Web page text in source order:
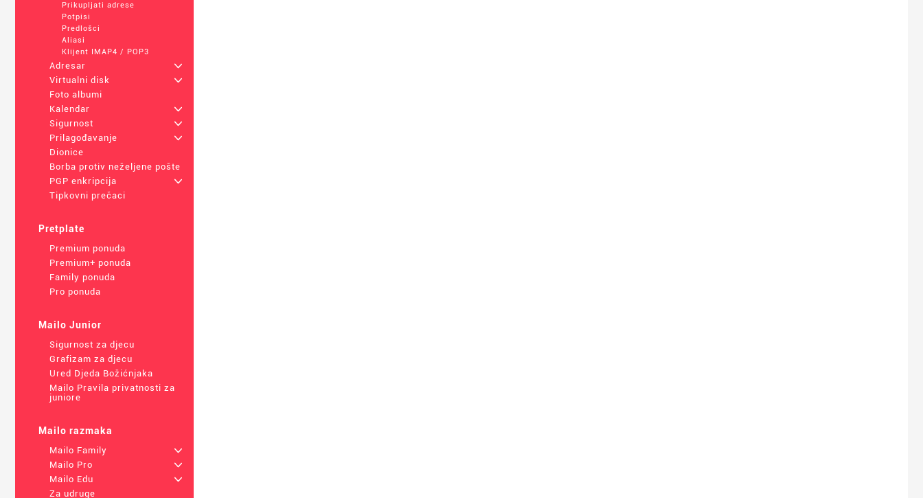
Prikupljati adrese
Potpisi
Predlošci
Aliasi
Klijent IMAP4 / POP3
Adresar
+
Virtualni disk
+
Foto albumi
Kalendar
+
Sigurnost
+
Prilagođavanje
+
Dionice
Borba protiv neželjene pošte
PGP enkripcija
+
Tipkovni prečaci
Pretplate
Premium ponuda
Premium+ ponuda
Family ponuda
Pro ponuda
Mailo Junior
Sigurnost za djecu
Grafizam za djecu
Ured Djeda Božićnjaka
Mailo Pravila privatnosti za
juniore
Mailo razmaka
Mailo Family
+
Mailo Pro
+
Mailo Edu
+
Za udruge